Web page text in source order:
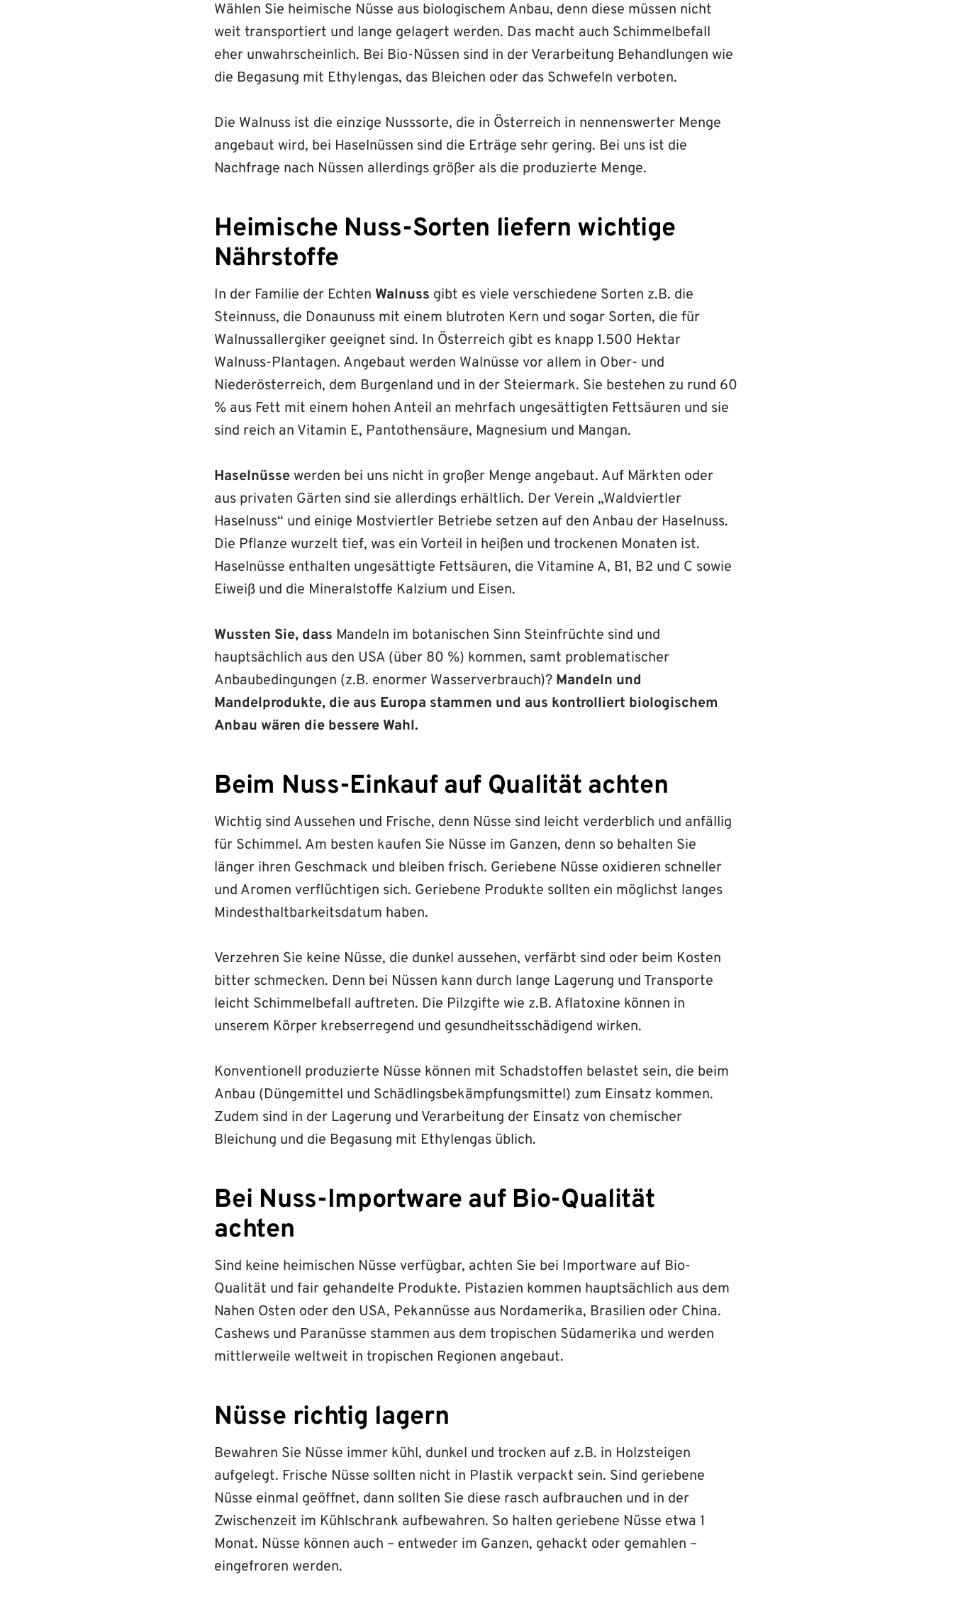
Wählen Sie heimische Nüsse aus biologischem Anbau, denn diese müssen nicht
weit transportiert und lange gelagert werden. Das macht auch Schimmelbefall
eher unwahrscheinlich. Bei Bio-Nüssen sind in der Verarbeitung Behandlungen wie
die Begasung mit Ethylengas, das Bleichen oder das Schwefeln verboten.
Die Walnuss ist die einzige Nusssorte, die in Österreich in nennenswerter Menge
angebaut wird, bei Haselnüssen sind die Erträge sehr gering. Bei uns ist die
Nachfrage nach Nüssen allerdings größer als die produzierte Menge.
Heimische Nuss-Sorten liefern wichtige
Nährstoffe
In der Familie der EchtenWalnuss gibt es viele verschiedene Sorten z.B. die
Steinnuss, die Donaunuss mit einem blutroten Kern und sogar Sorten, die für
Walnussallergiker geeignet sind. In Österreich gibt es knapp 1.500 Hektar
Walnuss-Plantagen. Angebaut werden Walnüsse vor allem in Ober- und
Niederösterreich, dem Burgenland und in der Steiermark. Sie bestehen zu rund 60
% aus Fett mit einem hohen Anteil an mehrfach ungesättigten Fettsäuren und sie
sind reich an Vitamin E, Pantothensäure, Magnesium und Mangan.
Haselnüsse werden bei uns nicht in großer Menge angebaut. Auf Märkten oder
aus privaten Gärten sind sie allerdings erhältlich. Der Verein „Waldviertler
Haselnuss“ und einige Mostviertler Betriebe setzen auf den Anbau der Haselnuss.
Die Pflanze wurzelt tief, was ein Vorteil in heißen und trockenen Monaten ist.
Haselnüsse enthalten ungesättigte Fettsäuren, die Vitamine A, B1, B2 und C sowie
Eiweiß und die Mineralstoffe Kalzium und Eisen.
Wussten Sie, dass Mandeln im botanischen Sinn Steinfrüchte sind und
hauptsächlich aus den USA (über 80 %) kommen, samt problematischer
Anbaubedingungen (z.B. enormer Wasserverbrauch)? Mandeln und
Mandelprodukte, die aus Europa stammen und aus kontrolliert biologischem
Anbau wären die bessere Wahl.
Beim Nuss-Einkauf auf Qualität achten
Wichtig sind Aussehen und Frische, denn Nüsse sind leicht verderblich und anfällig
für Schimmel. Am besten kaufen Sie Nüsse im Ganzen, denn so behalten Sie
länger ihren Geschmack und bleiben frisch. Geriebene Nüsse oxidieren schneller
und Aromen verflüchtigen sich. Geriebene Produkte sollten ein möglichst langes
Mindesthaltbarkeitsdatum haben.
Verzehren Sie keine Nüsse, die dunkel aussehen, verfärbt sind oder beim Kosten
bitter schmecken. Denn bei Nüssen kann durch lange Lagerung und Transporte
leicht Schimmelbefall auftreten. Die Pilzgifte wie z.B. Aflatoxine können in
unserem Körper krebserregend und gesundheitsschädigend wirken.
Konventionell produzierte Nüsse können mit Schadstoffen belastet sein, die beim
Anbau (Düngemittel und Schädlingsbekämpfungsmittel) zum Einsatz kommen.
Zudem sind in der Lagerung und Verarbeitung der Einsatz von chemischer
Bleichung und die Begasung mit Ethylengas üblich.
Bei Nuss-Importware auf Bio-Qualität
achten
Sind keine heimischen Nüsse verfügbar, achten Sie bei Importware auf Bio-
Qualität und fair gehandelte Produkte. Pistazien kommen hauptsächlich aus dem
Nahen Osten oder den USA, Pekannüsse aus Nordamerika, Brasilien oder China.
Cashews und Paranüsse stammen aus dem tropischen Südamerika und werden
mittlerweile weltweit in tropischen Regionen angebaut.
Nüsse richtig lagern
Bewahren Sie Nüsse immer kühl, dunkel und trocken auf z.B. in Holzsteigen
aufgelegt. Frische Nüsse sollten nicht in Plastik verpackt sein. Sind geriebene
Nüsse einmal geöffnet, dann sollten Sie diese rasch aufbrauchen und in der
Zwischenzeit im Kühlschrank aufbewahren. So halten geriebene Nüsse etwa 1
Monat. Nüsse können auch – entweder im Ganzen, gehackt oder gemahlen –
eingefroren werden.